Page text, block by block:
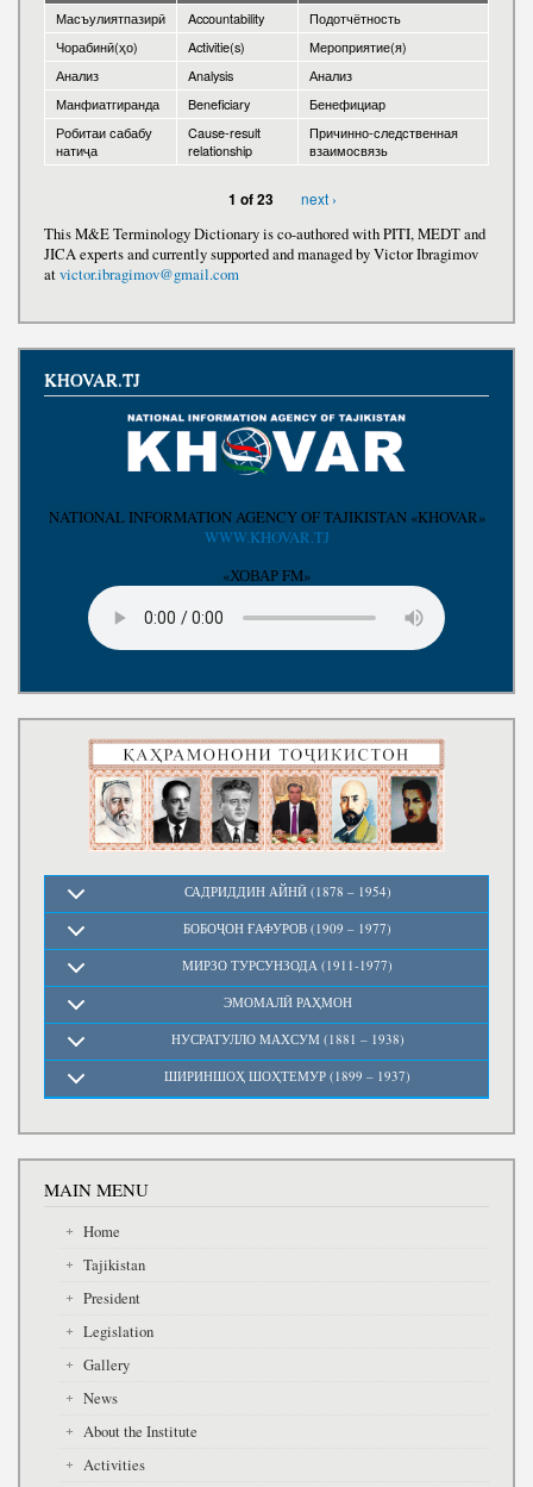
Масъулиятпазирӣ Accountability
Подотчётность
Чорабинӣ(ҳо)
Activitie(s)
Мероприятие(я)
Анализ
Analysis
Анализ
Манфиатгиранда
Beneficiary
Бенефициар
Робитаи сабабу
натиҷа
Cause-result
relationship
Причинно-следственная
взаимосвязь
1 of 23
next ›
This M&E Terminology Dictionary is co-authored with PITI, MEDT and
JICA experts and currently supported and managed by Victor Ibragimov
atvictor.ibragimov@gmail.com
KHOVAR.TJ
NATIONAL INFORMATION AGENCY OF TAJIKISTAN «KHOVAR»
WWW.KHOVAR.TJ
«ХОВАР FM»
САДРИДДИН АЙНӢ (1878 – 1954)
БОБОҶОН ҒАФУРОВ (1909 – 1977)
МИРЗО ТУРСУНЗОДА (1911-1977)
ЭМОМАЛӢ РАҲМОН
НУСРАТУЛЛО МАХСУМ (1881 – 1938)
ШИРИНШОҲ ШОҲТЕМУР (1899 – 1937)
MAIN MENU
Home
Tajikistan
President
Legislation
Gallery
News
About the Institute
Activities